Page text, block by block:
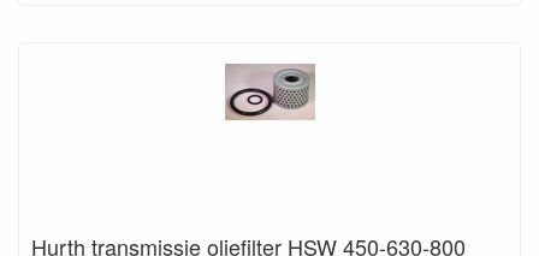
Hurth transmissie oliefilter HSW 450-630-800